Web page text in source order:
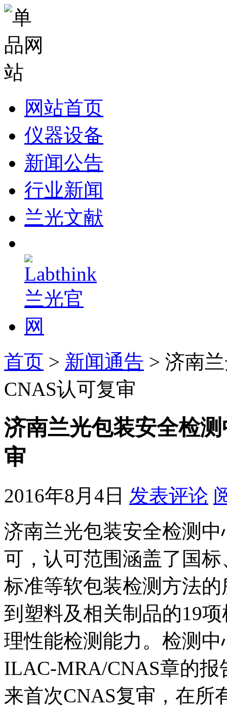
网站首页
仪器设备
新闻公告
行业新闻
兰光文献
首页 > 新闻通告 > 济南
CNAS认可复审
济南兰光包装安全检
审
2016年8月4日 发表评论
济南兰光包装安全检测
可，认可范围涵盖了国
标准等软包装检测方法
到塑料及相关制品的19
理性能检测能力。检测
ILAC-MRA/CNAS章的报
来首次CNAS复审，在所